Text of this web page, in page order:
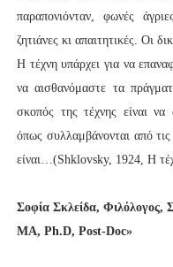
παραπονιόνταν, φωνές
ζητιάνες κι απαιτητικές. Οι
H τέχνη υπάρχει για να
να αισθανόμαστε τα
σκοπός της τέχνης είναι
όπως συλλαμβάνονται από
είναι…(Shklovsky, 1924, H
Σοφία Σκλείδα, Φιλόλογος,
ΜΑ, Ph.D, Post-Doc»